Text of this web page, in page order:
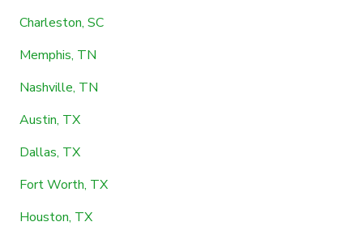
Charleston, SC
Memphis, TN
Nashville, TN
Austin, TX
Dallas, TX
Fort Worth, TX
Houston, TX